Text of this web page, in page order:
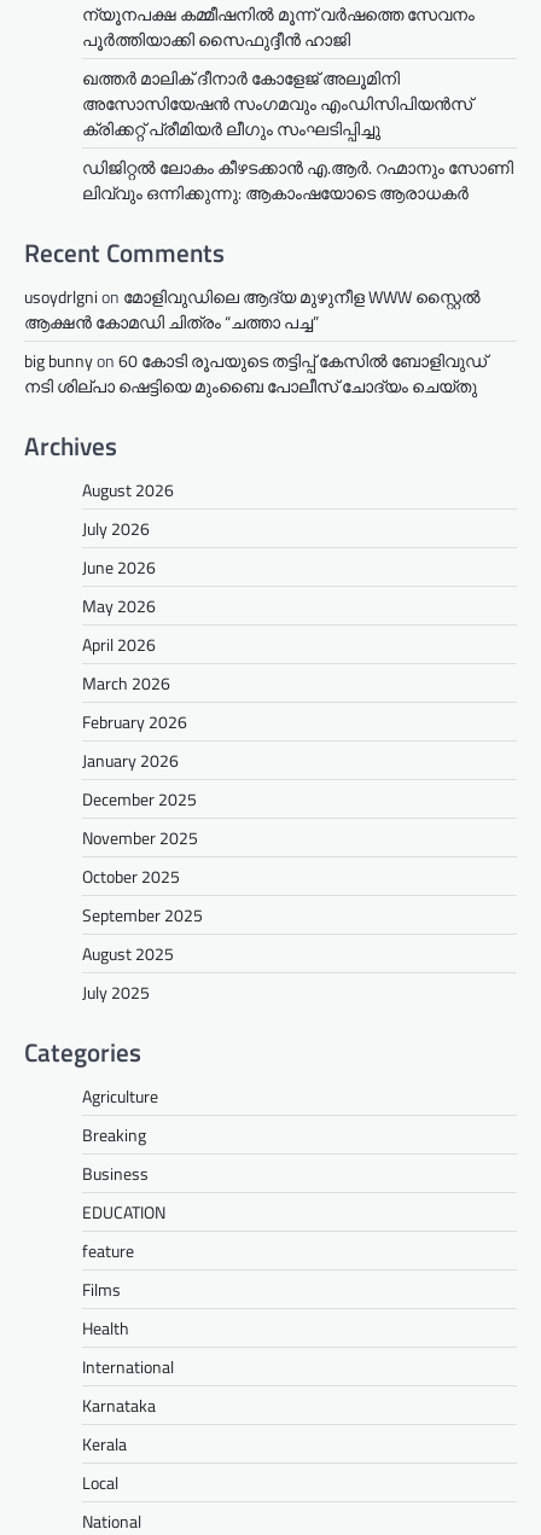
ന്യൂനപക്ഷ കമ്മീഷനിൽ മൂന്ന് വർഷത്തെ സേവനം
പൂർത്തിയാക്കി സൈഫുദ്ദീൻ ഹാജി
ഖത്തർ മാലിക് ദീനാർ കോളേജ് അലൂമിനി
അസോസിയേഷൻ സംഗമവും എംഡിസിപിയൻസ്
ക്രിക്കറ്റ് പ്രീമിയർ ലീഗും സംഘടിപ്പിച്ചു
ഡിജിറ്റൽ ലോകം കീഴടക്കാൻ എ.ആർ. റഹ്മാനും സോണി
ലിവ്വും ഒന്നിക്കുന്നു: ആകാംഷയോടെ ആരാധകർ
Recent Comments
usoydrlgnion മോളിവുഡിലെ ആദ്യ മുഴുനീള WWW സ്റ്റൈൽ
ആക്ഷൻ കോമഡി ചിത്രം “ചത്താ പച്ച”
big bunnyon60 കോടി രൂപയുടെ തട്ടിപ്പ് കേസിൽ ബോളിവുഡ്
നടി ശില്പാ ഷെട്ടിയെ മുംബൈ പോലീസ് ചോദ്യം ചെയ്തു
Archives
August 2026
July 2026
June 2026
May 2026
April 2026
March 2026
February 2026
January 2026
December 2025
November 2025
October 2025
September 2025
August 2025
July 2025
Categories
Agriculture
Breaking
Business
EDUCATION
feature
Films
Health
International
Karnataka
Kerala
Local
National